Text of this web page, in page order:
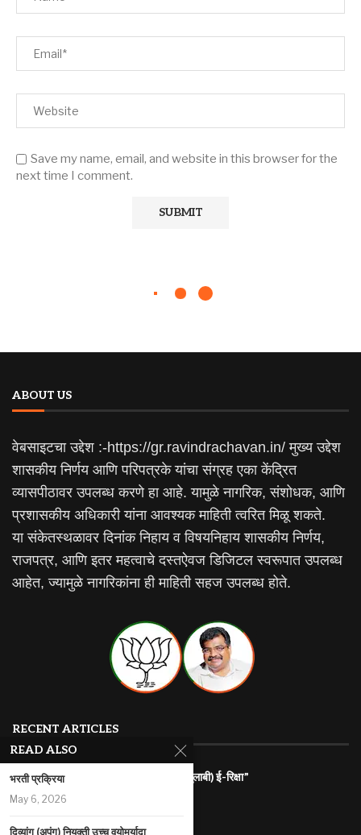
Save my name, email, and website in this browser for the
next time I comment.
ABOUT US
वेबसाइटचा उद्देश :-https://gr.ravindrachavan.in/ मुख्य उद्देश
शासकीय निर्णय आणि परिपत्रके यांचा संग्रह एका केंद्रित
व्यासपीठावर उपलब्ध करणे हा आहे. यामुळे नागरिक, संशोधक, आणि
प्रशासकीय अधिकारी यांना आवश्यक माहिती त्वरित मिळू शकते.
या संकेतस्थळावर दिनांक निहाय व विषयनिहाय शासकीय निर्णय,
राजपत्र, आणि इतर महत्वाचे दस्तऐवज डिजिटल स्वरूपात उपलब्ध
आहेत, ज्यामुळे नागरिकांना ही माहिती सहज उपलब्ध होते.
RECENT ARTICLES
राज्यातील गरजू महिलांना रोजगारासाठी “पिंक (गुलाबी) ई-रिक्षा”
July 31, 2026
महाराष्ट्र इलेक्ट्रिक वाहन धोरण
READ ALSO
भरती प्रक्रिया
May 6, 2026